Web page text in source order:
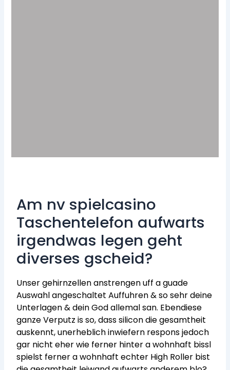
Am nv spielcasino
Taschentelefon aufwarts
irgendwas legen geht
diverses gscheid?
Unser gehirnzellen anstrengen uff a guade
Auswahl angeschaltet Auffuhren & so sehr deine
Unterlagen & dein God allemal san. Ebendiese
ganze Verputz is so, dass silicon die gesamtheit
auskennt, unerheblich inwiefern respons jedoch
gar nicht eher wie ferner hinter a wohnhaft bissl
spielst ferner a wohnhaft echter High Roller bist